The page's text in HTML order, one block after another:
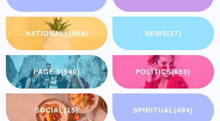
NATIONAL(1959) NEWS(27)
PAGE 3(540) POLITICS(653)
SOCIAL(15) SPIRITUAL(484)